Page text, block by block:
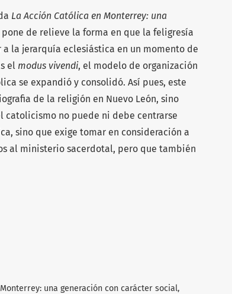
La Acción Católica en Monterrey: una
pone de relieve la forma en que la feligresía
la jerarquía eclesiástica en un momento de
el modus vivendi, el modelo de organización
se expandió y consolidó. Así pues, este
de la religión en Nuevo León, sino
no puede ni debe centrarse
sino que exige tomar en consideración a
al ministerio sacerdotal, pero que también
una generación con carácter social,